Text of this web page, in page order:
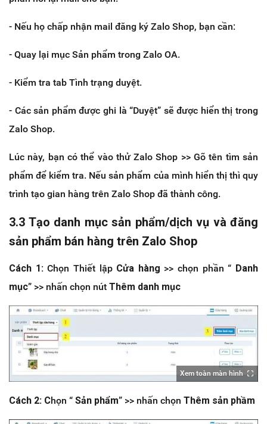
- Nếu họ chấp nhận mail đăng ký Zalo Shop, bạn cần:
- Quay lại mục Sản phẩm trong Zalo OA.
- Kiểm tra tab Tình trạng duyệt.
- Các sản phẩm được ghi là “Duyệt” sẽ được hiển thị trong
Zalo Shop.
Lúc này, bạn có thể vào thử Zalo Shop >> Gõ tên tìm sản
phẩm để kiểm tra. Nếu sản phẩm của mình hiển thị thì quy
trình tạo gian hàng trên Zalo Shop đã thành công.
3.3 Tạo danh mục sản phẩm/dịch vụ và đăng
sản phẩm bán hàng trên Zalo Shop
Cách 1: Chọn Thiết lập Cửa hàng >> chọn phần “ Danh
mục” >> nhấn chọn nút Thêm danh mục
Xem toàn màn hình
Cách 2: Chọn “ Sản phẩm” >> nhấn chọn Thêm sản phầm